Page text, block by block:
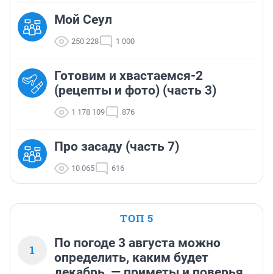
Мой Сеул
250 228 1 000
Готовим и хвастаемся-2
(рецепты и фото) (часть 3)
1 178 109 876
Про засаду (часть 7)
10 065 616
ТОП 5
1
По погоде 3 августа можно
определить, каким будет